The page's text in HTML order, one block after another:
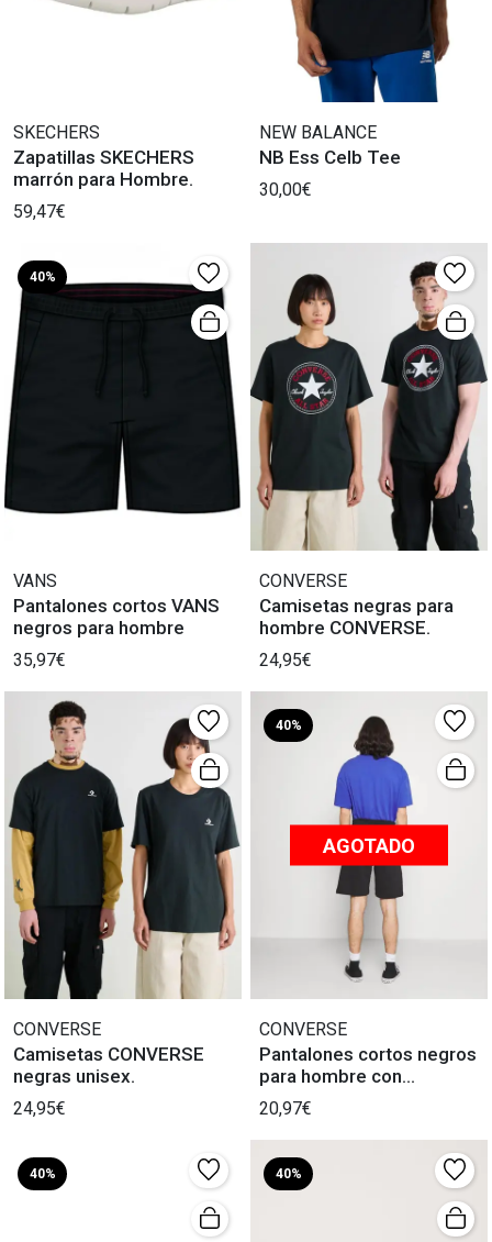
SKECHERS
Zapatillas SKECHERS
marrón para Hombre.
59,47€
NEW BALANCE
NB Ess Celb Tee
30,00€
40%
VANS
Pantalones cortos VANS
negros para hombre
35,97€
CONVERSE
Camisetas negras para
hombre CONVERSE.
24,95€
CONVERSE
Camisetas CONVERSE
negras unisex.
24,95€
40%
AGOTADO
CONVERSE
Pantalones cortos negros
para hombre con
Converse.
20,97€
40% 40%